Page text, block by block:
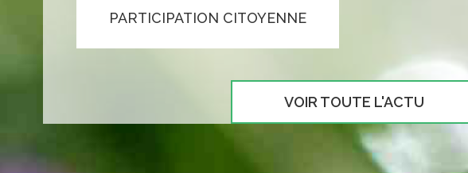
PARTICIPATION CITOYENNE
VOIR TOUTE L'ACTU